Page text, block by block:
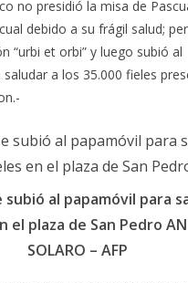
no presidió la misa de
debido a su frágil salud;
“urbi et orbi” y luego subió al
a los 35.000 fieles
subió al papamóvil para
el plaza de San Pedro
SOLARO – AFP